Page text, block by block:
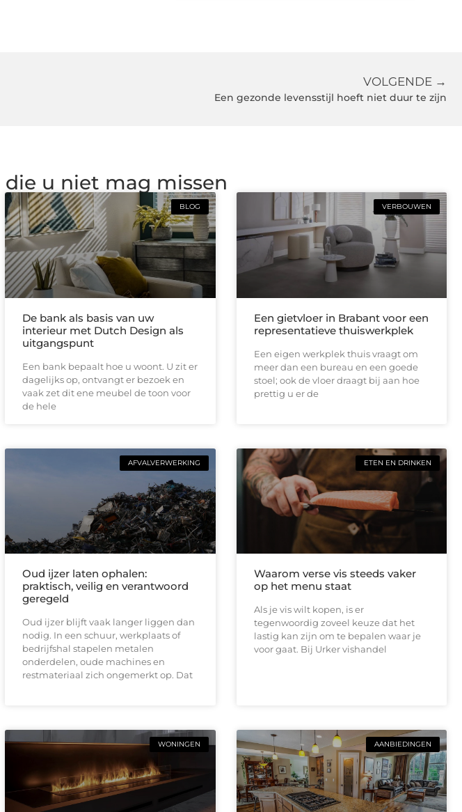
VOLGENDE →
Een gezonde levensstijl hoeft niet duur te zijn
die u niet mag missen
BLOG
De bank als basis van uw
interieur met Dutch Design als
uitgangspunt
Een bank bepaalt hoe u woont. U zit er
dagelijks op, ontvangt er bezoek en
vaak zet dit ene meubel de toon voor
de hele
VERBOUWEN
Een gietvloer in Brabant voor een
representatieve thuiswerkplek
Een eigen werkplek thuis vraagt om
meer dan een bureau en een goede
stoel; ook de vloer draagt bij aan hoe
prettig u er de
AFVALVERWERKING
Oud ijzer laten ophalen:
praktisch, veilig en verantwoord
geregeld
Oud ijzer blijft vaak langer liggen dan
nodig. In een schuur, werkplaats of
bedrijfshal stapelen metalen
onderdelen, oude machines en
restmateriaal zich ongemerkt op. Dat
ETEN EN DRINKEN
Waarom verse vis steeds vaker
op het menu staat
Als je vis wilt kopen, is er
tegenwoordig zoveel keuze dat het
lastig kan zijn om te bepalen waar je
voor gaat. Bij Urker vishandel
WONINGEN AANBIEDINGEN